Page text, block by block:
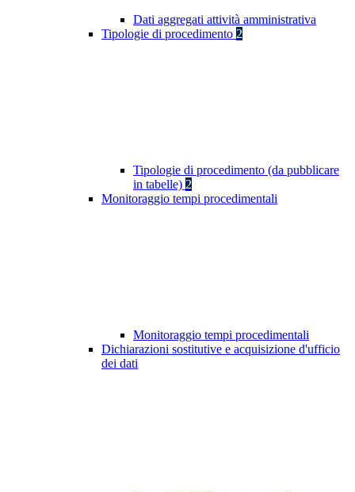
Dati aggregati attività amministrativa
Tipologie di procedimento 2
Tipologie di procedimento (da pubblicare
in tabelle) 2
Monitoraggio tempi procedimentali
Monitoraggio tempi procedimentali
Dichiarazioni sostitutive e acquisizione d'ufficio
dei dati